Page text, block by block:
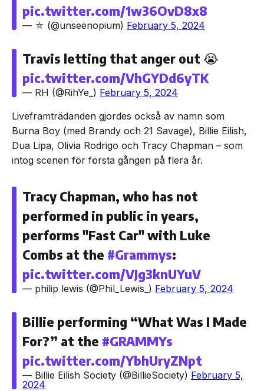
pic.twitter.com/1w36OvD8x8
— ⛤ (@unseenopium) February 5, 2024
Travis letting that anger out 😭
pic.twitter.com/VhGYDd6yTK
— RH (@RihYe_) February 5, 2024
Liveframträdanden gjordes också av namn som
Burna Boy (med Brandy och 21 Savage), Billie Eilish,
Dua Lipa, Olivia Rodrigo och Tracy Chapman – som
intog scenen för första gången på flera år.
Tracy Chapman, who has not
performed in public in years,
performs "Fast Car" with Luke
Combs at the #Grammys:
pic.twitter.com/VJg3knUYuV
— philip lewis (@Phil_Lewis_) February 5, 2024
Billie performing “What Was I Made
For?” at the #GRAMMYs
pic.twitter.com/YbhUryZNpt
— Billie Eilish Society (@BillieSociety) February 5,
2024